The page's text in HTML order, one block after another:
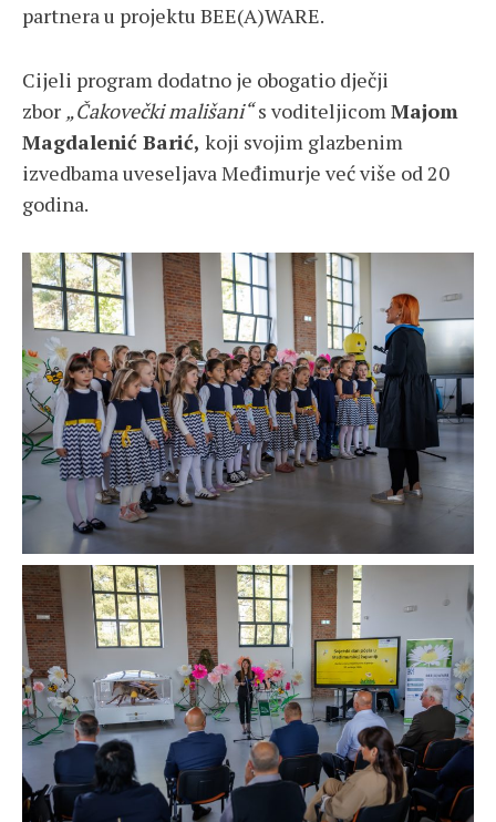
partnera u projektu BEE(A)WARE.
Cijeli program dodatno je obogatio dječji
zbor „Čakovečki mališani“s voditeljicomMajom
Magdalenić Barić, koji svojim glazbenim
izvedbama uveseljava Međimurje već više od 20
godina.